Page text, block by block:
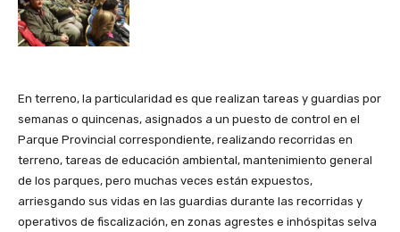
En terreno, la particularidad es que realizan tareas y guardias por
semanas o quincenas, asignados a un puesto de control en el
Parque Provincial correspondiente, realizando recorridas en
terreno, tareas de educación ambiental, mantenimiento general
de los parques, pero muchas veces están expuestos,
arriesgando sus vidas en las guardias durante las recorridas y
operativos de fiscalización, en zonas agrestes e inhóspitas selva